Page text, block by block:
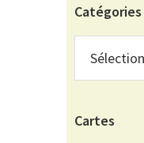
Catégories
Cartes